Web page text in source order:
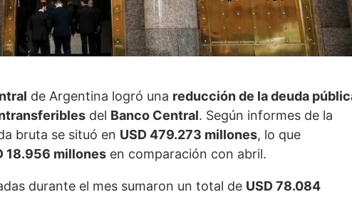
de Argentina logró una reducción de la deuda
del Banco Central. Según informes de la
bruta se situó en USD 479.273 millones, lo que
18.956 millones en comparación con abril.
durante el mes sumaron un total de USD 78.084